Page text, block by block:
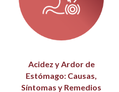
Acidez y Ardor de
Estómago: Causas,
Síntomas y Remedios